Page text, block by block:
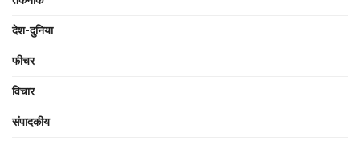
देश-दुनिया
फीचर
विचार
संपादकीय